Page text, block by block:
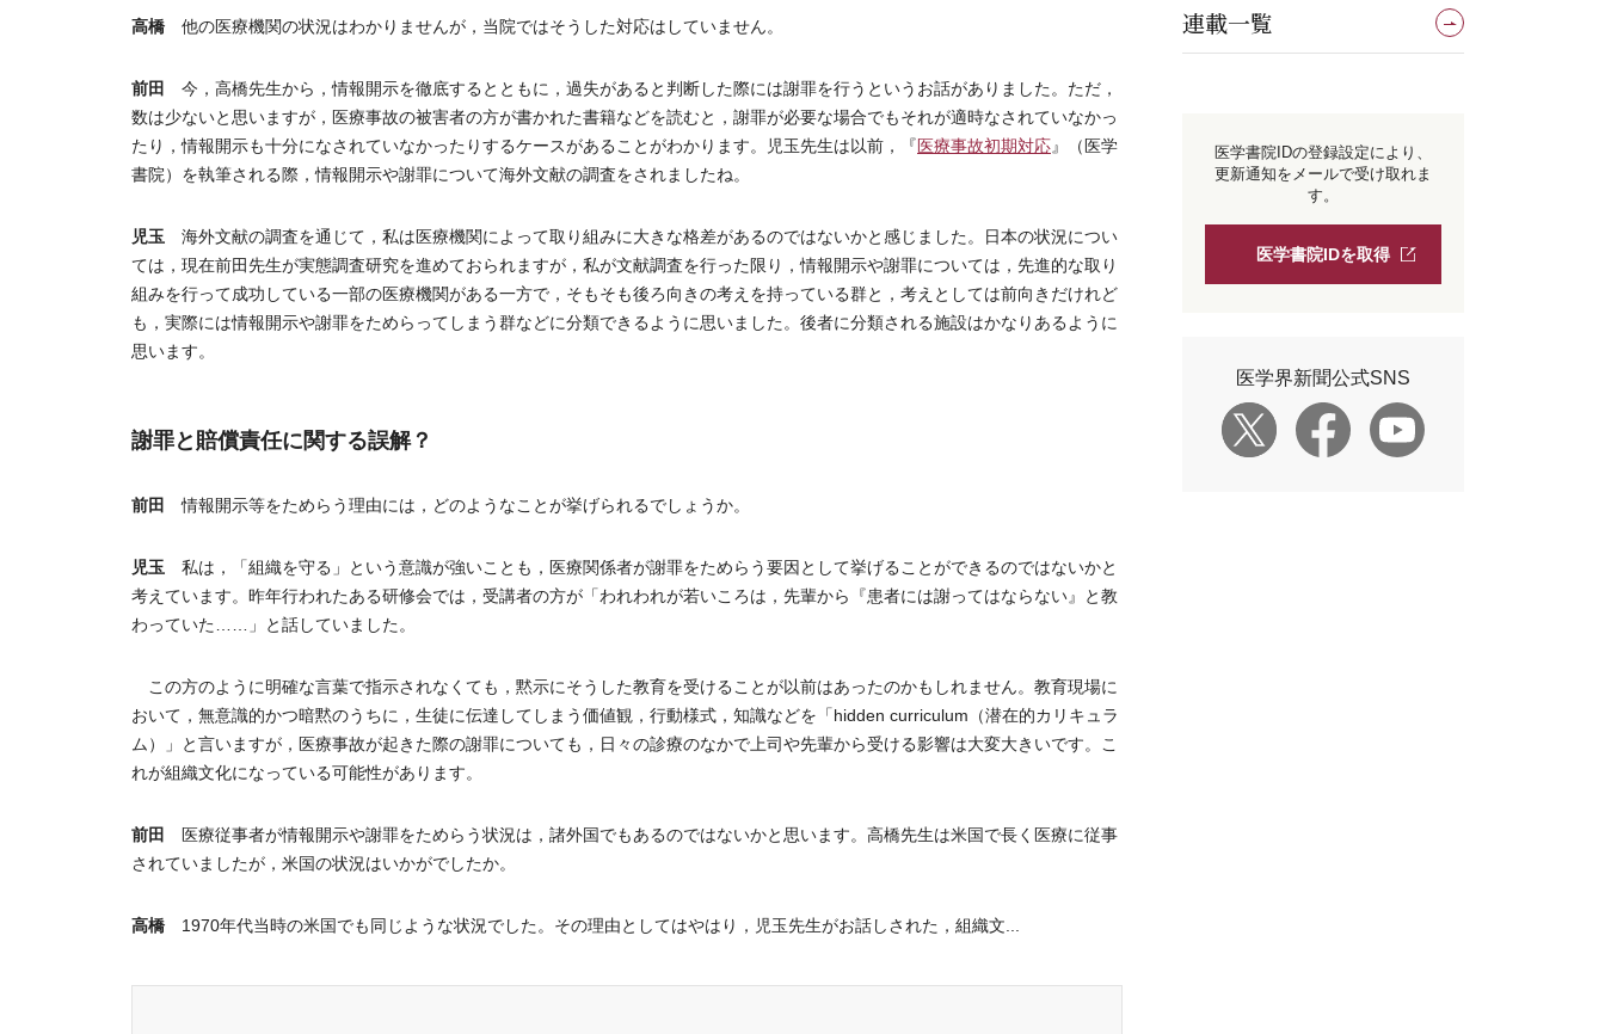
高橋 他の医療機関の状況はわかりませんが，当院ではそうした対応はしていません。
前田 今，高橋先生から，情報開示を徹底するとともに，過失があると判断した際には謝罪を行うというお話がありました。ただ，
数は少ないと思いますが，医療事故の被害者の方が書かれた書籍などを読むと，謝罪が必要な場合でもそれが適時なされていなかっ
たり，情報開示も十分になされていなかったりするケースがあることがわかります。児玉先生は以前，『医療事故初期対応』（医学
書院）を執筆される際，情報開示や謝罪について海外文献の調査をされましたね。
児玉 海外文献の調査を通じて，私は医療機関によって取り組みに大きな格差があるのではないかと感じました。日本の状況につい
ては，現在前田先生が実態調査研究を進めておられますが，私が文献調査を行った限り，情報開示や謝罪については，先進的な取り
組みを行って成功している一部の医療機関がある一方で，そもそも後ろ向きの考えを持っている群と，考えとしては前向きだけれど
も，実際には情報開示や謝罪をためらってしまう群などに分類できるように思いました。後者に分類される施設はかなりあるように
思います。
謝罪と賠償責任に関する誤解？
前田 情報開示等をためらう理由には，どのようなことが挙げられるでしょうか。
児玉 私は，「組織を守る」という意識が強いことも，医療関係者が謝罪をためらう要因として挙げることができるのではないかと
考えています。昨年行われたある研修会では，受講者の方が「われわれが若いころは，先輩から『患者には謝ってはならない』と教
わっていた……」と話していました。
この方のように明確な言葉で指示されなくても，黙示にそうした教育を受けることが以前はあったのかもしれません。教育現場に
おいて，無意識的かつ暗黙のうちに，生徒に伝達してしまう価値観，行動様式，知識などを「hidden curriculum（潜在的カリキュラ
ム）」と言いますが，医療事故が起きた際の謝罪についても，日々の診療のなかで上司や先輩から受ける影響は大変大きいです。こ
れが組織文化になっている可能性があります。
前田 医療従事者が情報開示や謝罪をためらう状況は，諸外国でもあるのではないかと思います。高橋先生は米国で長く医療に従事
されていましたが，米国の状況はいかがでしたか。
高橋 1970年代当時の米国でも同じような状況でした。その理由としてはやはり，児玉先生がお話しされた，組織文...
連載一覧
医学書院IDの登録設定により、
更新通知をメールで受け取れま
す。
医学書院IDを取得
医学界新聞公式SNS